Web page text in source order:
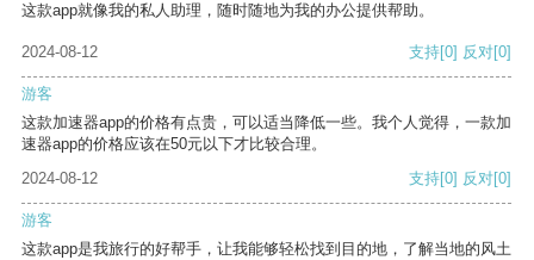
这款app就像我的私人助理，随时随地为我的办公提供帮助。
2024-08-12 支持[0] 反对[0]
游客
这款加速器app的价格有点贵，可以适当降低一些。我个人觉得，一款加
速器app的价格应该在50元以下才比较合理。
2024-08-12
支持[0] 反对[0]
游客
这款app是我旅行的好帮手，让我能够轻松找到目的地，了解当地的风土